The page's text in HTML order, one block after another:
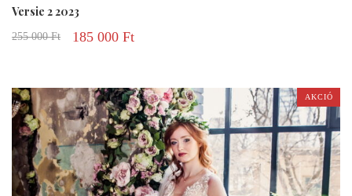
Versie 2 2023
255 000Ft 185 000 Ft
AKCIÓ